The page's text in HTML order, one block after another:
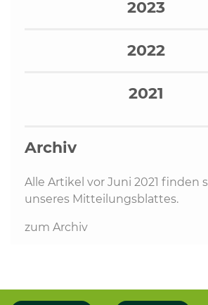
2023
2022
2021
Archiv
Alle Artikel vor Juni 2021 finden
unseres Mitteilungsblattes.
zum Archiv